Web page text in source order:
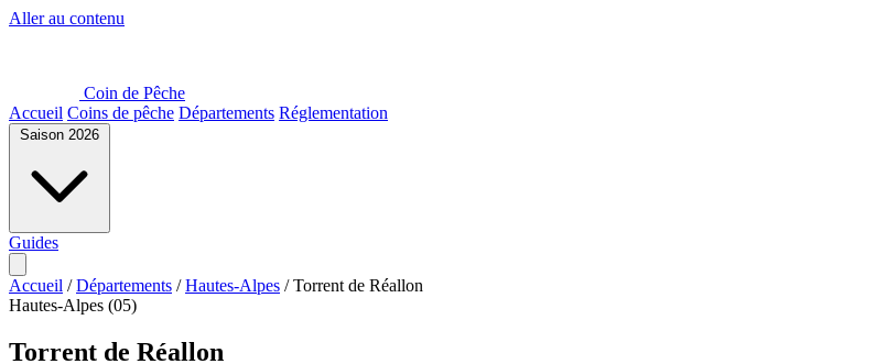
Aller au contenu
Coin de Pêche
Accueil Coins de pêche Départements Réglementation
Saison 2026
Guides
Accueil / Départements / Hautes-Alpes / Torrent de Réallon
Hautes-Alpes (05)
Torrent de Réallon